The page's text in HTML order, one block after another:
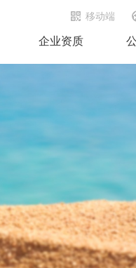
移动端
企业资质